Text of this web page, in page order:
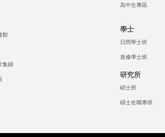
館
集錦
高中生專區
學士
日間學士班
進修學士班
研究所
碩士班
碩士在職專班